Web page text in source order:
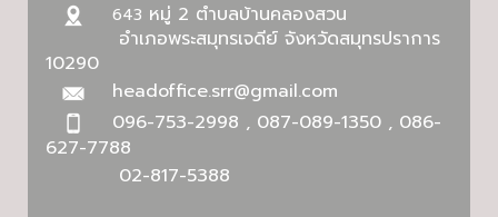
643 หมู่ 2 ตำบลบ้านคลองสวน
อำเภอพระสมุทรเจดีย์ จังหวัดสมุทรปราการ
10290
headoffice.srr@gmail.com
096-753-2998 , 087-089-1350 , 086-
627-7788
02-817-5388